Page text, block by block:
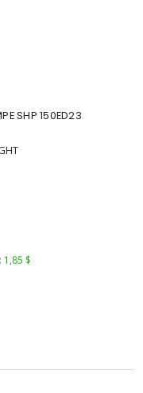
SHP 150ED23
1,85 $